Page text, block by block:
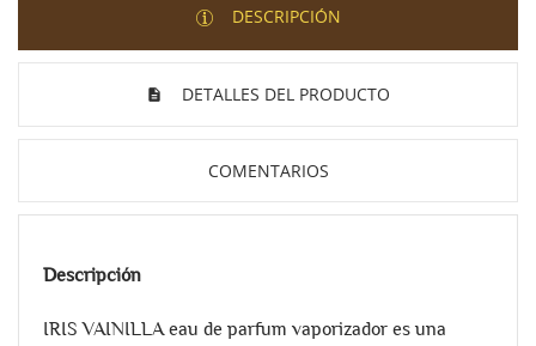
DESCRIPCIÓN
DETALLES DEL PRODUCTO
COMENTARIOS
Descripción
IRIS VAINILLA eau de parfum vaporizador es una